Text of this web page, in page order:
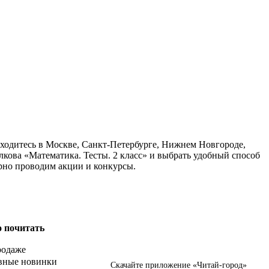
в Москве, Санкт-Петербурге, Нижнем Новгороде,
«Математика. Тесты. 2 класс» и выбрать удобный способ
проводим акции и конкурсы.
почитать
новинки
Скачайте приложение «Читай-город»